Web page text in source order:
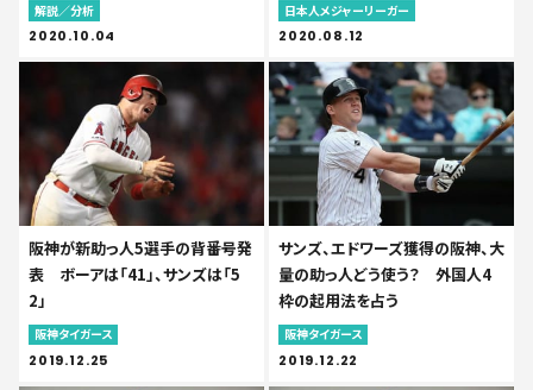
解説／分析
2020.10.04
日本人メジャーリーガー
2020.08.12
阪神が新助っ人5選手の背番号発
表 ボーアは「41」、サンズは「5
2」
阪神タイガース
2019.12.25
サンズ、エドワーズ獲得の阪神、大
量の助っ人どう使う？ 外国人4
枠の起用法を占う
阪神タイガース
2019.12.22